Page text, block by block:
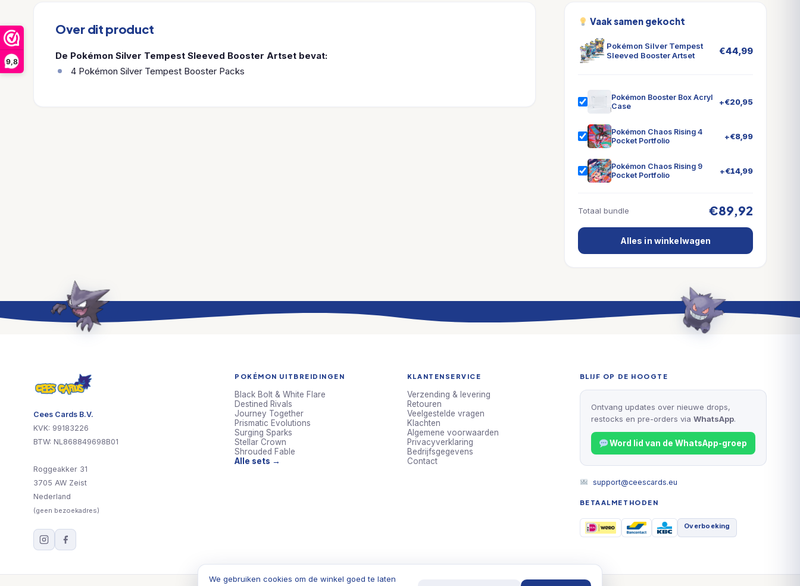
9,8
Over dit product
De Pokémon Silver Tempest Sleeved Booster Artset bevat:
4 Pokémon Silver Tempest Booster Packs
Vaak samen gekocht
Pokémon Silver Tempest
Sleeved Booster Artset
€44,99
Pokémon Booster Box Acryl
Case
+€20,95
Pokémon Chaos Rising 4
Pocket Portfolio
+€8,99
Pokémon Chaos Rising 9
Pocket Portfolio
+€14,99
Totaal bundle €89,92
Alles in winkelwagen
Cees Cards B.V.
KVK: 99183226
BTW: NL868849698B01
Roggeakker 31
3705 AW Zeist
Nederland
(geen bezoekadres)
POKÉMON UITBREIDINGEN
Black Bolt & White Flare
Destined Rivals
Journey Together
Prismatic Evolutions
Surging Sparks
Stellar Crown
Shrouded Fable
Alle sets →
KLANTENSERVICE
Verzending & levering
Retouren
Veelgestelde vragen
Klachten
Algemene voorwaarden
Privacyverklaring
Bedrijfsgegevens
Contact
BLIJF OP DE HOOGTE
Ontvang updates over nieuwe drops,
restocks en pre-orders via WhatsApp.
Word lid van de WhatsApp-groep
support@ceescards.eu
BETAALMETHODEN
Overboeking
We gebruiken cookies om de winkel goed te laten